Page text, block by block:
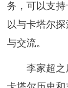
务，可以支
以与卡塔尔
与交流。
李家超之后